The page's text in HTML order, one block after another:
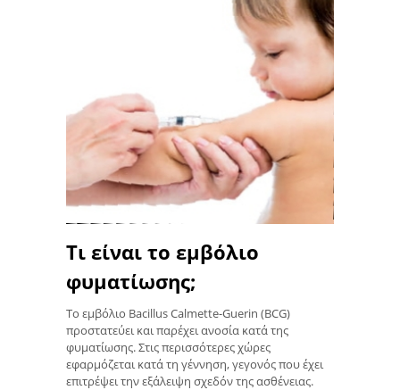
Τι είναι το εμβόλιο
φυματίωσης;
Το εμβόλιο Bacillus Calmette-Guerin (BCG)
προστατεύει και παρέχει ανοσία κατά της
φυματίωσης. Στις περισσότερες χώρες
εφαρμόζεται κατά τη γέννηση, γεγονός που έχει
επιτρέψει την εξάλειψη σχεδόν της ασθένειας.